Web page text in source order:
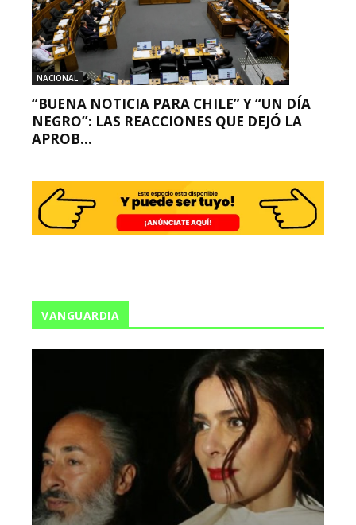
NACIONAL
“BUENA NOTICIA PARA CHILE” Y “UN DÍA
NEGRO”: LAS REACCIONES QUE DEJÓ LA
APROB...
VANGUARDIA